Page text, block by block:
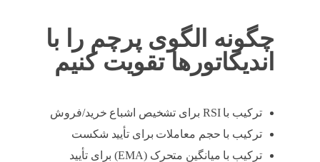
چگونه الگوی پرچم را با
اندیکاتورها تقویت کنیم
ترکیب با RSI برای تشخیص اشباع خرید/فروش
ترکیب با حجم معاملات برای تأیید شکست
ترکیب با میانگین متحرک (EMA) برای تأیید